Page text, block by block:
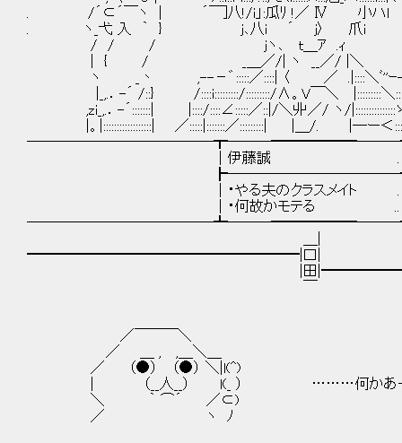
. /´⊂´￣ヽ | ´￣]八!/i」:瓜ﾘ !／ Ⅳ 小ハl
. ヽ_弋 入 ｀ } ｊ､八i ´ ｊ〉 爪i 俺
/ / / ｊヽ､ ｔ＿ｱ .ｨ ちょっと
| { / _＿／/| ヽ __／/ |＼
ヽ _丶 ,--－゛:::::／::::| 〈 ／ .|::::＼ﾞ''ｰ-::
|_,.．-´ /::} /::::i:::::::::/:::::::::/∧。V￣＼ |:::::::::＼
,zi_,.．-´:::::::| |::::/::::∠:::::／::|/＼丱／/ ヽ/|:::::::::::::::ゝ
|。|::::::::::::::::::| ／:::::|:::::::／:::::::::| |＿/. |―ー＜
│伊藤誠
│・やる夫のクラスメイト
│・何故かモテる
━━━━━━━━━━━━━━━━━━━|口|
|田
／￣￣￣＼
／ ＿ , ,＿＼＿
／ （●） （●） ＼|l(^)
| （__人__） l(_ ） ………何かあった
＼ ｀ ⌒´ ／⊂)
／ ヽ ﾉ